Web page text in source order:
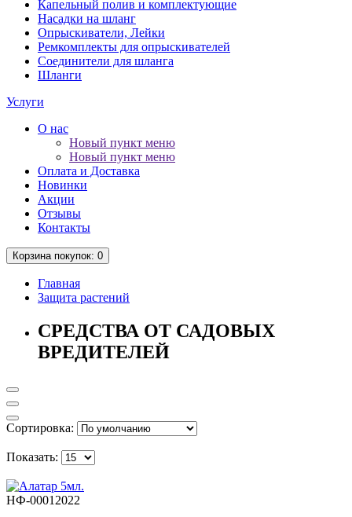
Капельный полив и комплектующие
Насадки на шланг
Опрыскиватели, Лейки
Ремкомплекты для опрыскивателей
Соединители для шланга
Шланги
Услуги
О нас
Новый пункт меню
Новый пункт меню
Оплата и Доставка
Новинки
Акции
Отзывы
Контакты
Корзина покупок: 0
Главная
Защита растений
СРЕДСТВА ОТ САДОВЫХ
ВРЕДИТЕЛЕЙ
Сортировка:
Показать:
НФ-00012022